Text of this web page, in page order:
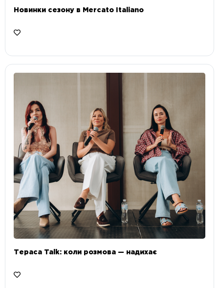
Новинки сезону в Mercato Italiano
Тераса Talk: коли розмова — надихає